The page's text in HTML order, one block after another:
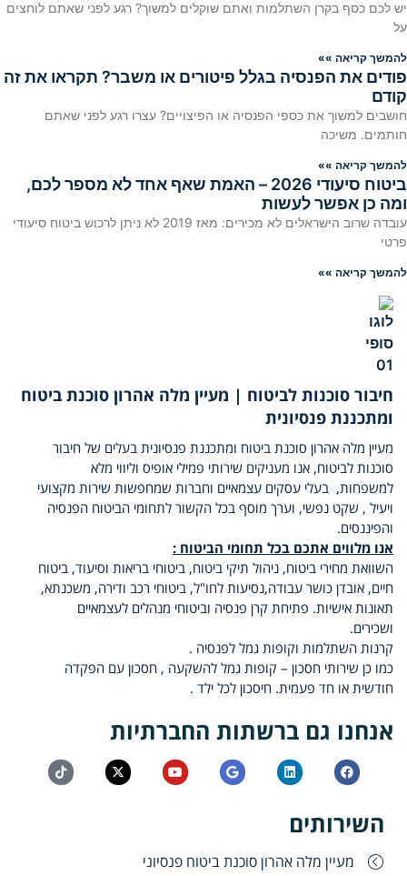
יש לכם כסף בקרן השתלמות ואתם שוקלים למשוך? רגע לפני שאתם לוחצים
על
להמשך קריאה »»
פודים את הפנסיה בגלל פיטורים או משבר? תקראו את זה
קודם
חושבים למשוך את כספי הפנסיה או הפיצויים? עצרו רגע לפני שאתם
חותמים. משיכה
להמשך קריאה »»
ביטוח סיעודי 2026 – האמת שאף אחד לא מספר לכם,
ומה כן אפשר לעשות
עובדה שרוב הישראלים לא מכירים: מאז 2019 לא ניתן לרכוש ביטוח סיעודי
פרטי
להמשך קריאה »»
חיבור סוכנות לביטוח | מעיין מלה אהרון סוכנת ביטוח
ומתכננת פנסיונית
מעיין מלה אהרון סוכנת ביטוח ומתכננת פנסיונית בעלים של חיבור
סוכנות לביטוח, אנו מעניקים שירותי פמילי אופיס וליווי מלא
למשפחות, בעלי עסקים עצמאיים וחברות שמחפשות שירות מקצועי
ויעיל , שקט נפשי, וערך מוסף בכל הקשור לתחומי הביטוח הפנסיה
והפיננסים.
אנו מלווים אתכם בכל תחומי הביטוח :
השוואת מחירי ביטוח, ניהול תיקי ביטוח, ביטוחי בריאות וסיעוד, ביטוח
חיים, אובדן כושר עבודה,נסיעות לחו"ל, ביטוחי רכב ודירה, משכנתא,
תאונות אישיות. פתיחת קרן פנסיה וביטוחי מנהלים לעצמאיים
ושכירים.
קרנות השתלמות וקופות גמל לפנסיה .
כמו כן שירותי חסכון – קופות גמל להשקעה , חסכון עם הפקדה
חודשית או חד פעמית. חיסכון לכל ילד .
אנחנו גם ברשתות החברתיות
השירותים
מעיין מלה אהרון סוכנת ביטוח פנסיוני